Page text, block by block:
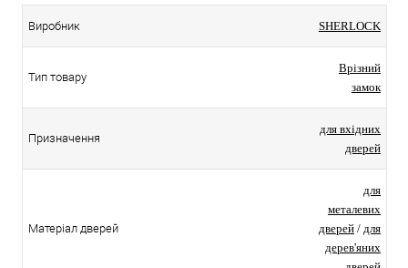
Виробник SHERLOCK
Тип товару
Врізний
замок
Призначення
для вхідних
дверей
Матеріал дверей
для
металевих
дверей / для
дерев'яних